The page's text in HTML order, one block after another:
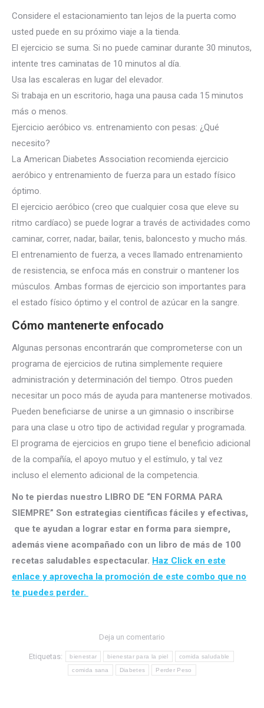
Considere el estacionamiento tan lejos de la puerta como
usted puede en su próximo viaje a la tienda.
El ejercicio se suma. Si no puede caminar durante 30 minutos,
intente tres caminatas de 10 minutos al día.
Usa las escaleras en lugar del elevador.
Si trabaja en un escritorio, haga una pausa cada 15 minutos
más o menos.
Ejercicio aeróbico vs. entrenamiento con pesas: ¿Qué
necesito?
La American Diabetes Association recomienda ejercicio
aeróbico y entrenamiento de fuerza para un estado físico
óptimo.
El ejercicio aeróbico (creo que cualquier cosa que eleve su
ritmo cardíaco) se puede lograr a través de actividades como
caminar, correr, nadar, bailar, tenis, baloncesto y mucho más.
El entrenamiento de fuerza, a veces llamado entrenamiento
de resistencia, se enfoca más en construir o mantener los
músculos. Ambas formas de ejercicio son importantes para
el estado físico óptimo y el control de azúcar en la sangre.
Cómo mantenerte enfocado
Algunas personas encontrarán que comprometerse con un
programa de ejercicios de rutina simplemente requiere
administración y determinación del tiempo. Otros pueden
necesitar un poco más de ayuda para mantenerse motivados.
Pueden beneficiarse de unirse a un gimnasio o inscribirse
para una clase u otro tipo de actividad regular y programada.
El programa de ejercicios en grupo tiene el beneficio adicional
de la compañía, el apoyo mutuo y el estímulo, y tal vez
incluso el elemento adicional de la competencia.
No te pierdas nuestro LIBRO DE “EN FORMA PARA
SIEMPRE” Son estrategias científicas fáciles y efectivas,
que te ayudan a lograr estar en forma para siempre,
además viene acompañado con un libro de más de 100
recetas saludables espectacular. Haz Click en este
enlace y aprovecha la promoción de este combo que no
te puedes perder.
Deja un comentario
Etiquetas: bienestar bienestar para la piel comida saludable
comida sana Diabetes Perder Peso